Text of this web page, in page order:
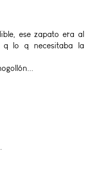
ese zapato era al
q lo q necesitaba la